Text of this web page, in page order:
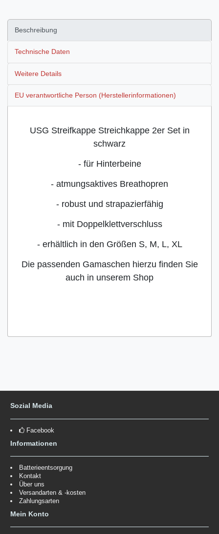
Beschreibung
Technische Daten
Weitere Details
EU verantwortliche Person (Herstellerinformationen)
USG Streifkappe Streichkappe 2er Set in
schwarz
- für Hinterbeine
- atmungsaktives Breathopren
- robust und strapazierfähig
- mit Doppelklettverschluss
- erhältlich in den Größen S, M, L, XL
Die passenden Gamaschen hierzu finden Sie
auch in unserem Shop
Sozial Media
Facebook
Informationen
Batterieentsorgung
Kontakt
Über uns
Versandarten & -kosten
Zahlungsarten
Mein Konto